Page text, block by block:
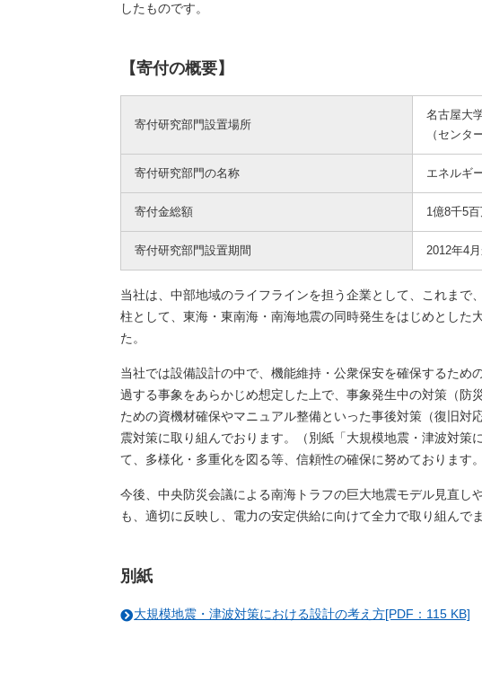
したものです。
【寄付の概要】
寄付研究部門設置場所
名古屋大
（センタ
寄付研究部門の名称 エネルギ
寄付金総額 1億8千5百
寄付研究部門設置期間 2012年4
当社は、中部地域のライフラインを担う企業として、これま
柱として、東海・東南海・南海地震の同時発生をはじめとし
た。
当社では設備設計の中で、機能維持・公衆保安を確保するた
過する事象をあらかじめ想定した上で、事象発生中の対策（
ための資機材確保やマニュアル整備といった事後対策（復旧
震対策に取り組んでおります。（別紙「大規模地震・津波対
て、多様化・多重化を図る等、信頼性の確保に努めております。
今後、中央防災会議による南海トラフの巨大地震モデル見直
も、適切に反映し、電力の安定供給に向けて全力で取り組んで
別紙
大規模地震・津波対策における設計の考え方[PDF：115 KB]